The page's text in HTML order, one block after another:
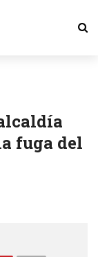
fuga del